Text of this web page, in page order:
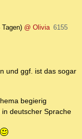
@ Olivia 6155
und ggf. ist das sogar
begierig
deutscher Sprache